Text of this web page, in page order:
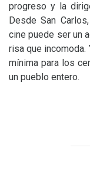
progreso y la
Desde San
cine puede ser un
risa que incomoda.
mínima para los
un pueblo entero.